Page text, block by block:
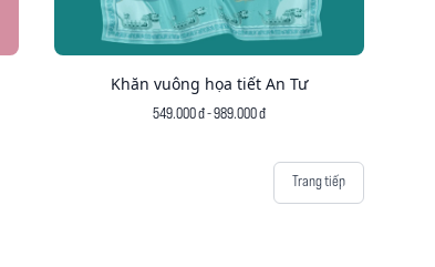
Khăn vuông họa tiết An Tư
549.000 đ - 989.000 đ
Trang tiếp